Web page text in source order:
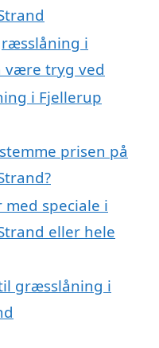
i
være tryg ved
i Fjellerup
prisen på
speciale i
eller hele
græsslåning i